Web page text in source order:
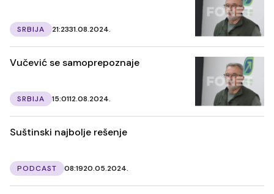
SRBIJA 21:2331.08.2024.
Vučević se samoprepoznaje
SRBIJA 15:0112.08.2024.
Suštinski najbolje rešenje
PODCAST 08:1920.05.2024.